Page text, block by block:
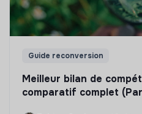
Guide reconversion
Meilleur bilan de
comparatif complet